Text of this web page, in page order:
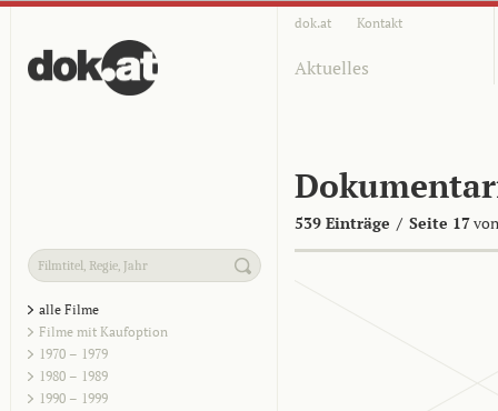
dok.at Kontakt
Aktuelles
539 Einträge / Seite 17
alle Filme
Filme mit Kaufoption
1970 – 1979
1980 – 1989
1990 – 1999